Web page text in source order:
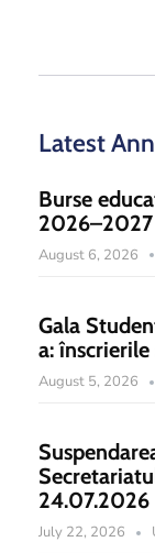
Latest
Burse
2026–2027
August 6, 2026
Gala
a:
August 5, 2026
24.07.2026
July 22, 2026